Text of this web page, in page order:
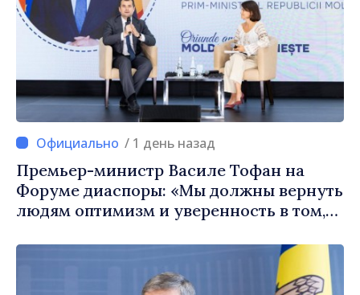
/ 1 день назад
Премьер-министр Василе Тофан на
Форуме диаспоры: «Мы должны вернуть
людям оптимизм и уверенность в том,
правильном направлении»